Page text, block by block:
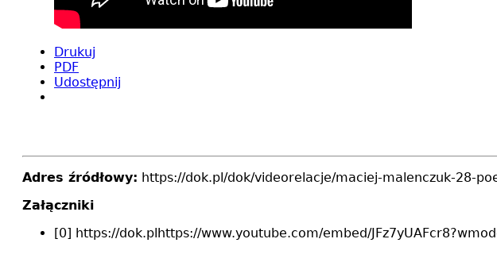
Drukuj
PDF
Udostępnij
Adres źródłowy: https://dok.pl/dok/videorelacje/maciej-malenczuk-28-
Załączniki
[0] https://dok.plhttps://www.youtube.com/embed/